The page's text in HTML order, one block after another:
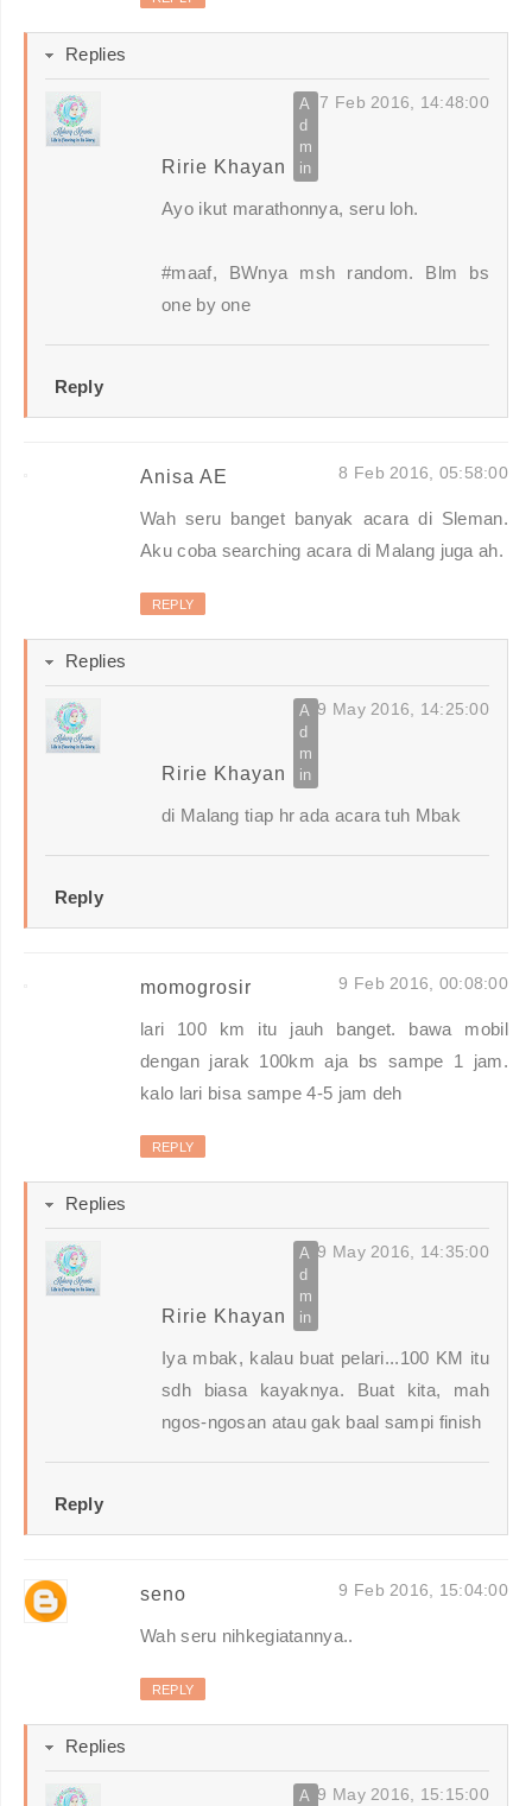
Replies
Ririe Khayan
7 Feb 2016, 14:48:00
Ayo ikut marathonnya, seru loh.
#maaf, BWnya msh random. Blm bs
one by one
Reply
Anisa AE 8 Feb 2016, 05:58:00
Wah seru banget banyak acara di Sleman.
Aku coba searching acara di Malang juga ah.
REPLY
Replies
Ririe Khayan
9 May 2016, 14:25:00
di Malang tiap hr ada acara tuh Mbak
Reply
momogrosir 9 Feb 2016, 00:08:00
lari 100 km itu jauh banget. bawa mobil
dengan jarak 100km aja bs sampe 1 jam.
kalo lari bisa sampe 4-5 jam deh
REPLY
Replies
Ririe Khayan
9 May 2016, 14:35:00
Iya mbak, kalau buat pelari...100 KM itu
sdh biasa kayaknya. Buat kita, mah
ngos-ngosan atau gak baal sampi finish
Reply
seno 9 Feb 2016, 15:04:00
Wah seru nihkegiatannya..
REPLY
Replies
9 May 2016, 15:15:00